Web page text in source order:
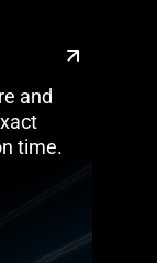
and
time.